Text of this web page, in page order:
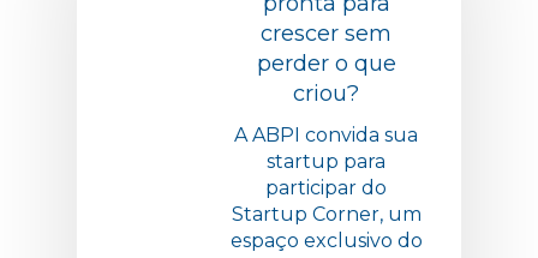
crescer sem
perder o que
criou?
A ABPI convida sua
startup para
participar do
Startup Corner, um
espaço exclusivo do